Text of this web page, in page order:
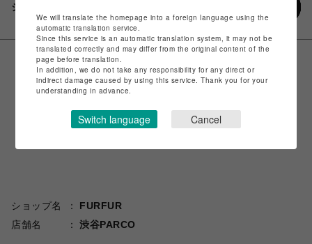
シェアする
ショップ名
FURFUR
店舗名
渋谷PARCO
We will translate the homepage into a foreign language using the
automatic translation service.
Since this service is an automatic translation system, it may not be
translated correctly and may differ from the original content of the
page before translation.
In addition, we do not take any responsibility for any direct or
indirect damage caused by using this service. Thank you for your
understanding in advance.
Switch language Cancel